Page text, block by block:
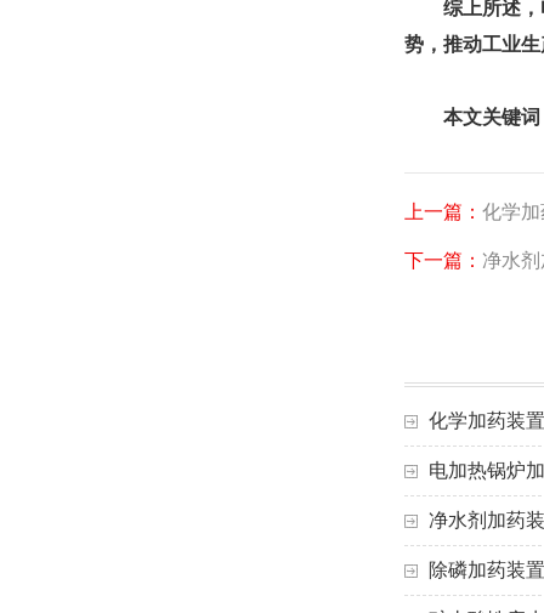
综上所述
势，推动工业
本文关键词
上一篇： 化学
下一篇： 净水
化学加药装
电加热锅炉
净水剂加药
除磷加药装